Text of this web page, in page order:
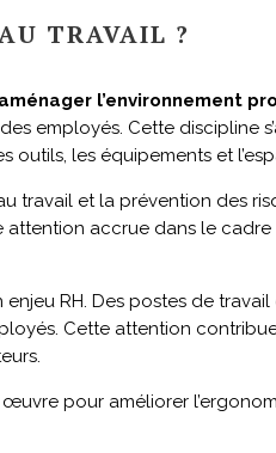
TRAVAIL ?
l’environnement
employés. Cette discipline
outils, les équipements et
travail et la prévention des
attention accrue dans le
RH. Des postes de
Cette attention
pour améliorer